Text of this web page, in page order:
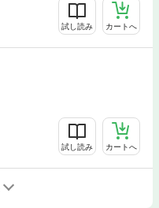
試し読み カートへ
試し読み カートへ